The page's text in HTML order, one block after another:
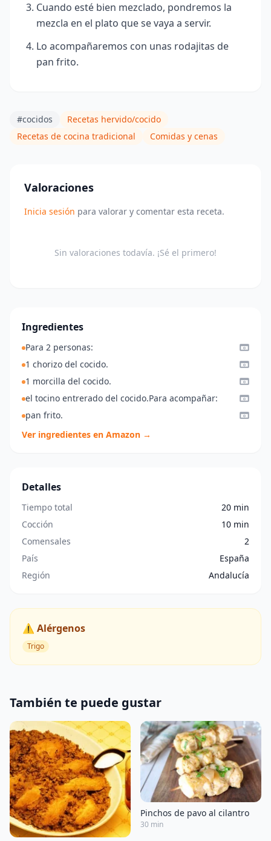
Cuando esté bien mezclado, pondremos la
mezcla en el plato que se vaya a servir.
Lo acompañaremos con unas rodajitas de
pan frito.
#cocidos
Recetas hervido/cocido
Recetas de cocina tradicional
Comidas y cenas
Valoraciones
Inicia sesión para valorar y comentar esta receta.
Sin valoraciones todavía. ¡Sé el primero!
Ingredientes
Para 2 personas:
1 chorizo del cocido.
1 morcilla del cocido.
el tocino entrerado del cocido.Para acompañar:
pan frito.
Ver ingredientes en Amazon →
Detalles
Tiempo total
20 min
Cocción
10 min
Comensales
2
País
España
Región
Andalucía
⚠️ Alérgenos
Trigo
También te puede gustar
Pinchos de pavo al cilantro
30 min